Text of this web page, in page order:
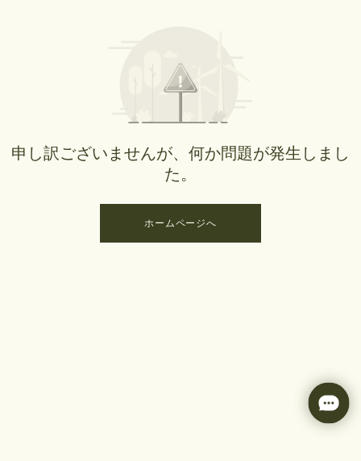
申し訳ございませんが、何か問題が発生しまし
た。
ホームページへ